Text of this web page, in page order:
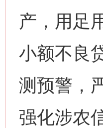
产，用足
小额不良
测预警，
强化涉农